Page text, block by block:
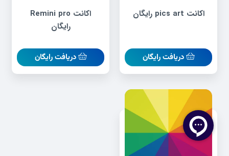
اکانت pics art رایگان
دریافت رایگان
اکانت Remini pro
رایگان
دریافت رایگان